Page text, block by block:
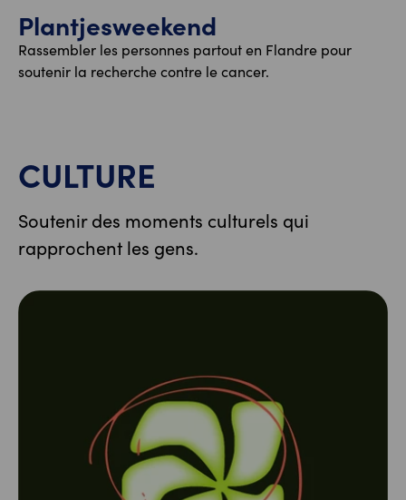
Plantjesweekend
Rassembler les personnes partout en Flandre pour
soutenir la recherche contre le cancer.
CULTURE
Soutenir des moments culturels qui
rapprochent les gens.